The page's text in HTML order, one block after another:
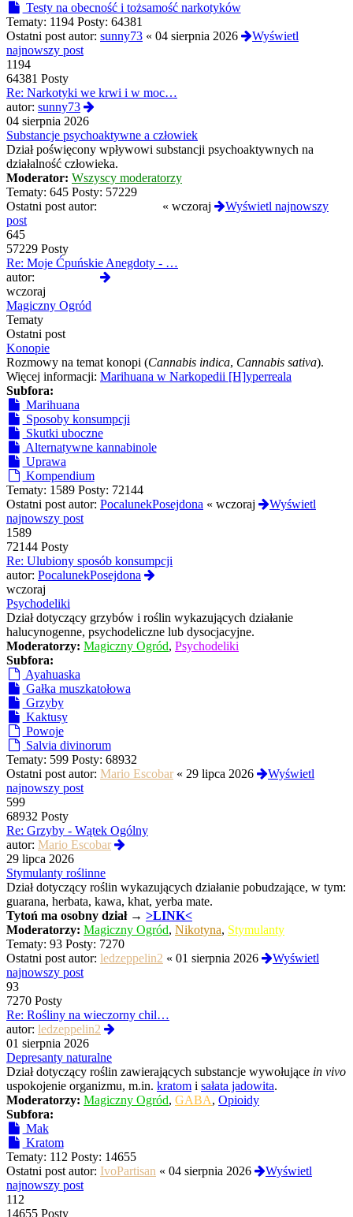
Testy na obecność i tożsamość narkotyków
Tematy: 1194 Posty: 64381
Ostatni post autor: sunny73 « 04 sierpnia 2026
Wyświetl
najnowszy post
1194
64381 Posty
Re: Narkotyki we krwi i w moc…
autor: sunny73
post
04 sierpnia 2026
Substancje psychoaktywne a człowiek
Dział poświęcony wpływowi substancji psychoaktywnych na
działalność człowieka.
Moderator: Wszyscy moderatorzy
Tematy: 645 Posty: 57229
Ostatni post autor:
« wczoraj
Wyświetl najnowszy
post
645
57229 Posty
Re: Moje Ćpuńskie Anegdoty - …
autor:
wczoraj
Magiczny Ogród
Tematy
Ostatni post
Konopie
Rozmowy na temat konopi (Cannabis indica, Cannabis sativa).
Więcej informacji: Marihuana w Narkopedii [H]yperreala
Subfora:
Marihuana
Sposoby konsumpcji
Skutki uboczne
Alternatywne kannabinole
Uprawa
Kompendium
Tematy: 1589 Posty: 72144
Ostatni post autor: PocalunekPosejdona « wczoraj
Wyświetl
najnowszy post
1589
72144 Posty
Re: Ulubiony sposób konsumpcji
autor: PocalunekPosejdona
wczoraj
Psychodeliki
Dział dotyczący grzybów i roślin wykazujących działanie
halucynogenne, psychodeliczne lub dysocjacyjne.
Moderatorzy: Magiczny Ogród, Psychodeliki
Subfora:
Ayahuaska
Gałka muszkatołowa
Grzyby
Kaktusy
Powoje
Salvia divinorum
Tematy: 599 Posty: 68932
Ostatni post autor: Mario Escobar « 29 lipca 2026
Wyświetl
najnowszy post
599
68932 Posty
Re: Grzyby - Wątek Ogólny
autor: Mario Escobar
29 lipca 2026
Stymulanty roślinne
Dział dotyczący roślin wykazujących działanie pobudzające, w tym:
guarana, herbata, kawa, khat, yerba mate.
Tytoń ma osobny dział → >LINK<
Moderatorzy: Magiczny Ogród, Nikotyna, Stymulanty
Tematy: 93 Posty: 7270
Ostatni post autor: ledzeppelin2 « 01 sierpnia 2026
Wyświetl
najnowszy post
93
7270 Posty
Re: Rośliny na wieczorny chil…
autor: ledzeppelin2
01 sierpnia 2026
Depresanty naturalne
Dział dotyczący roślin zawierających substancje wywołujące in vivo
uspokojenie organizmu, m.in. kratom i sałata jadowita.
Moderatorzy: Magiczny Ogród, GABA, Opioidy
Subfora:
Mak
Kratom
Tematy: 112 Posty: 14655
Ostatni post autor: IvoPartisan « 04 sierpnia 2026
Wyświetl
najnowszy post
112
14655 Posty